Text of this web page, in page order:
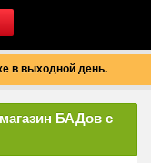
в выходной день.
БАДов с